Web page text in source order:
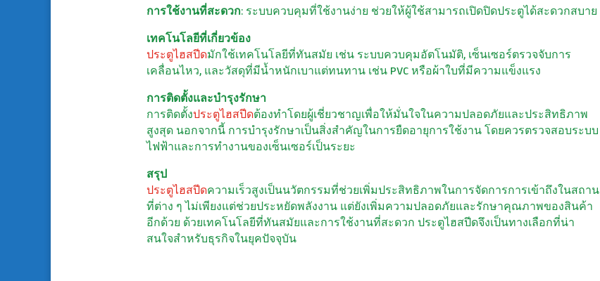
การใช้งานที่สะดวก: ระบบควบคุมที่ใช้งานง่าย ช่วยให้ผู้ใช้สามารถเปิดปิดประตูได้สะดวกสบาย
เทคโนโลยีที่เกี่ยวข้อง
ประตูไฮสปีดมักใช้เทคโนโลยีที่ทันสมัย เช่น ระบบควบคุมอัตโนมัติ, เซ็นเซอร์ตรวจจับการ
เคลื่อนไหว, และวัสดุที่มีน้ำหนักเบาแต่ทนทาน เช่น PVC หรือผ้าใบที่มีความแข็งแรง
การติดตั้งและบำรุงรักษา
การติดตั้งประตูไฮสปีดต้องทำโดยผู้เชี่ยวชาญเพื่อให้มั่นใจในความปลอดภัยและประสิทธิภาพ
สูงสุด นอกจากนี้ การบำรุงรักษาเป็นสิ่งสำคัญในการยืดอายุการใช้งาน โดยควรตรวจสอบระบบ
ไฟฟ้าและการทำงานของเซ็นเซอร์เป็นระยะ
สรุป
ประตูไฮสปีดความเร็วสูงเป็นนวัตกรรมที่ช่วยเพิ่มประสิทธิภาพในการจัดการการเข้าถึงในสถาน
ที่ต่าง ๆ ไม่เพียงแต่ช่วยประหยัดพลังงาน แต่ยังเพิ่มความปลอดภัยและรักษาคุณภาพของสินค้า
อีกด้วย ด้วยเทคโนโลยีที่ทันสมัยและการใช้งานที่สะดวก ประตูไฮสปีดจึงเป็นทางเลือกที่น่า
สนใจสำหรับธุรกิจในยุคปัจจุบัน